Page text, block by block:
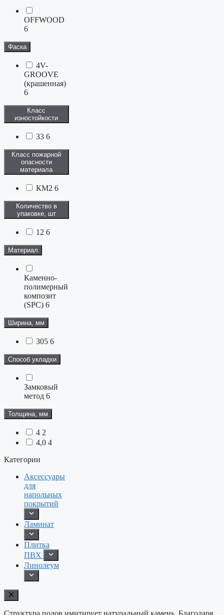
OFFWOOD
6
Фаска
4V-
GROOVE
(крашенная)
6
Класс
изностойкости
33 6
Класс пожарной
опасности
материала
КМ2 6
Количество в
упаковке, шт
12 6
Материал
Каменно-
полимерный
композит
(SPC) 6
Ширина, мм
305 6
Способ укладки
Замковый
метод 6
Толщина, мм
4 2
4,0 4
Категории
Аксессуары
для
напольных
покрытий
Ламинат
Плитка
ПВХ
Линолеум
Структура полов имитирует натуральный камень. Благодаря